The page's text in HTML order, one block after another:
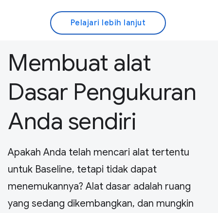
Pelajari lebih lanjut
Membuat alat
Dasar Pengukuran
Anda sendiri
Apakah Anda telah mencari alat tertentu
untuk Baseline, tetapi tidak dapat
menemukannya? Alat dasar adalah ruang
yang sedang dikembangkan, dan mungkin